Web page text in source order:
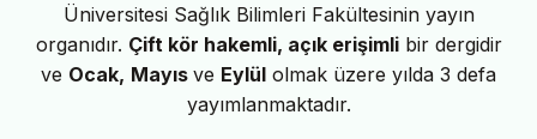
Üniversitesi Sağlık Bilimleri Fakültesinin yayın
organıdır. Çift kör hakemli, açık erişimlibir dergidir
ve Ocak, Mayıs ve Eylül olmak üzere yılda 3 defa
yayımlanmaktadır.